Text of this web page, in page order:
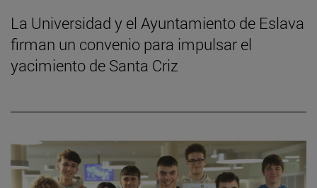
La Universidad y el Ayuntamiento de Eslava
firman un convenio para impulsar el
yacimiento de Santa Criz